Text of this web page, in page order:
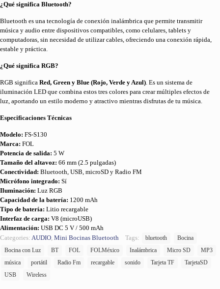
¿Qué significa Bluetooth?
Bluetooth es una tecnología de conexión inalámbrica que permite transmitir
música y audio entre dispositivos compatibles, como celulares, tablets y
computadoras, sin necesidad de utilizar cables, ofreciendo una conexión rápida,
estable y práctica.
¿Qué significa RGB?
RGB significa Red, Green y Blue (Rojo, Verde y Azul). Es un sistema de
iluminación LED que combina estos tres colores para crear múltiples efectos de
luz, aportando un estilo moderno y atractivo mientras disfrutas de tu música.
Especificaciones Técnicas
Modelo: FS-S130
Marca: FOL
Potencia de salida: 5 W
Tamaño del altavoz: 66 mm (2.5 pulgadas)
Conectividad: Bluetooth, USB, microSD y Radio FM
Micrófono integrado: Sí
Iluminación: Luz RGB
Capacidad de la batería: 1200 mAh
Tipo de batería: Litio recargable
Interfaz de carga: V8 (microUSB)
Alimentación: USB DC 5 V / 500 mAh
Categories: AUDIO, Mini Bocinas Bluetooth Tags: bluetooth
Bocina
Bocina con Luz
BT FOL FOLMéxico Inalámbrica Micro SD
MP3
música
portátil Radio Fm recargable sonido Tarjeta TF
TarjetaSD
USB
Wireless